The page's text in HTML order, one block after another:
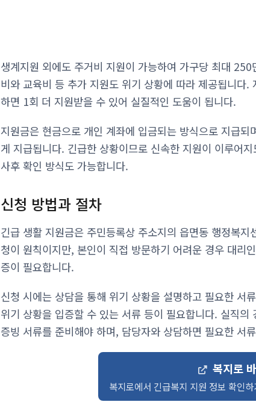
생계지원 외에도 주거비 지원이 가능하여 가구당 최대
비와 교육비 등 추가 지원도 위기 상황에 따라 제공됩니다
하면 1회 더 지원받을 수 있어 실질적인 도움이 됩니다.
지원금은 현금으로 개인 계좌에 입금되는 방식으로 지급
게 지급됩니다. 긴급한 상황이므로 신속한 지원이 이루어
사후 확인 방식도 가능합니다.
신청 방법과 절차
긴급 생활 지원금은 주민등록상 주소지의 읍면동 행정복
청이 원칙이지만, 본인이 직접 방문하기 어려운 경우 대리
증이 필요합니다.
신청 시에는 상담을 통해 위기 상황을 설명하고 필요한 서
위기 상황을 입증할 수 있는 서류 등이 필요합니다. 실직
증빙 서류를 준비해야 하며, 담당자와 상담하면 필요한 서
복지로
복지로에서 긴급복지 지원 정보 확인하